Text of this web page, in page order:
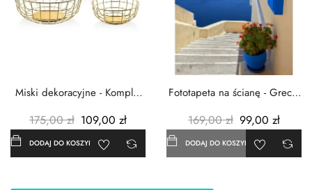
Miski dekoracyjne - Komplet
175,00 zł 109,00 zł
DODAJ DO KOSZYKA
Fototapeta na ścianę - Grecja
169,00 zł 99,00 zł
DODAJ DO KOSZYKA